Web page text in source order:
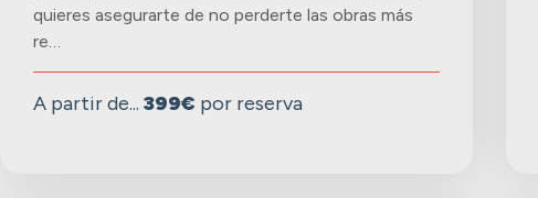
quieres asegurarte de no perderte las obras más
re…
A partir de... 399€ por reserva